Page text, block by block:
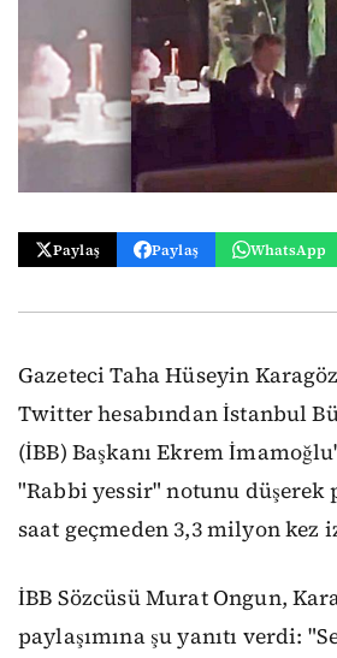
Paylaş Paylaş WhatsApp
Gazeteci Taha Hüseyin
Twitter hesabından İstanbul
(İBB) Başkanı Ekrem
"Rabbi yessir" notunu düşerek
saat geçmeden 3,3 milyon kez
İBB Sözcüsü Murat Ongun,
paylaşımına şu yanıtı verdi: